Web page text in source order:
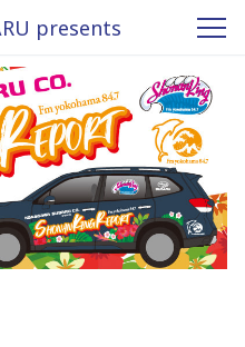
presents
2022 - Fm